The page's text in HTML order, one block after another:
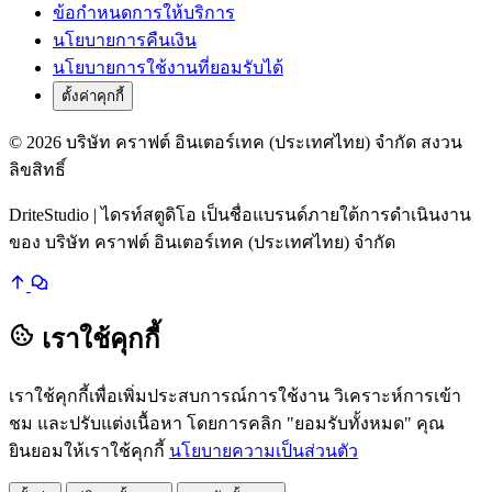
ข้อกำหนดการให้บริการ
นโยบายการคืนเงิน
นโยบายการใช้งานที่ยอมรับได้
ตั้งค่าคุกกี้
© 2026 บริษัท คราฟต์ อินเตอร์เทค (ประเทศไทย) จำกัด สงวน
ลิขสิทธิ์
DriteStudio | ไดรท์สตูดิโอ เป็นชื่อแบรนด์ภายใต้การดำเนินงาน
ของ บริษัท คราฟต์ อินเตอร์เทค (ประเทศไทย) จำกัด
เราใช้คุกกี้
เราใช้คุกกี้เพื่อเพิ่มประสบการณ์การใช้งาน วิเคราะห์การเข้า
ชม และปรับแต่งเนื้อหา โดยการคลิก "ยอมรับทั้งหมด" คุณ
ยินยอมให้เราใช้คุกกี้ นโยบายความเป็นส่วนตัว